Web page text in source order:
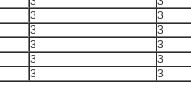
3 3
3 3
3 3
3 3
3 3